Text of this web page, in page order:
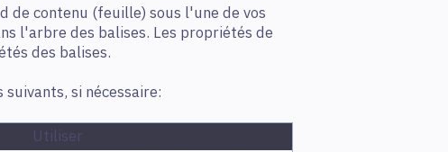
contenu (feuille) sous l'une de vos
l'arbre des balises. Les propriétés de
des balises.
si nécessaire:
Utiliser